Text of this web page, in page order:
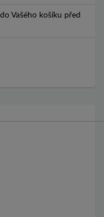
Vašého košíku před